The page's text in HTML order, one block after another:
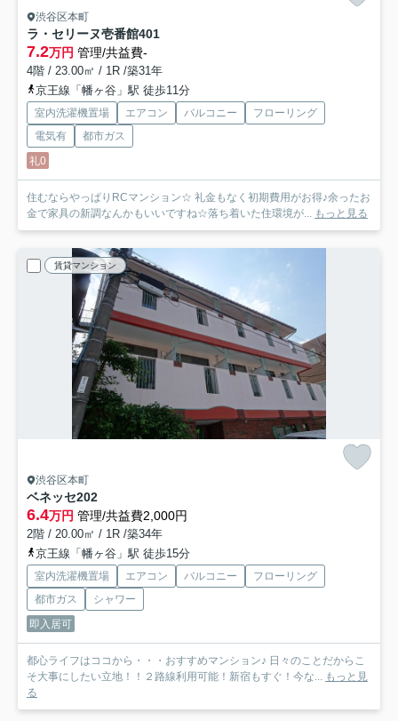
渋谷区本町
ラ・セリーヌ壱番館401
7.2万円 管理/共益費-
4階 / 23.00㎡ / 1R /築31年
京王線「幡ヶ谷」駅 徒歩11分
室内洗濯機置場 エアコン バルコニー
フローリング
電気有
都市ガス
礼0
住むならやっぱりRCマンション☆ 礼金もなく初期費用がお得♪余ったお
金で家具の新調なんかもいいですね☆落ち着いた住環境が... もっと見る
賃貸マンション
渋谷区本町
ベネッセ202
6.4万円 管理/共益費2,000円
2階 / 20.00㎡ / 1R /築34年
京王線「幡ヶ谷」駅 徒歩15分
室内洗濯機置場 エアコン バルコニー
フローリング
都市ガス
シャワー
即入居可
都心ライフはココから・・・おすすめマンション♪ 日々のことだからこ
そ大事にしたい立地！！２路線利用可能！新宿もすぐ！今な... もっと見
る